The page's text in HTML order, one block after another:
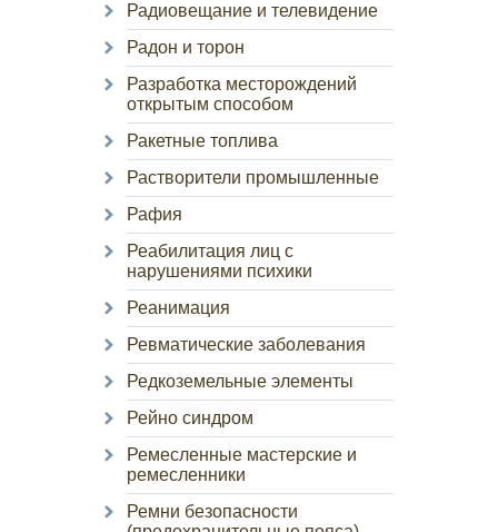
Радиовещание и телевидение
Радон и торон
Разработка месторождений
открытым способом
Ракетные топлива
Растворители промышленные
Рафия
Реабилитация лиц с
нарушениями психики
Реанимация
Ревматические заболевания
Редкоземельные элементы
Рейно синдром
Ремесленные мастерские и
ремесленники
Ремни безопасности